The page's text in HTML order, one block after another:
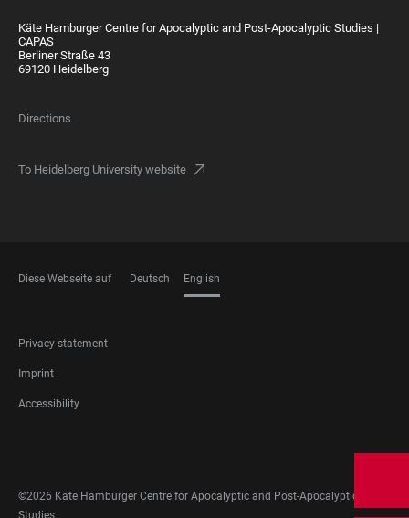
Käte Hamburger Centre for Apocalyptic and Post-Apocalyptic Studies |
CAPAS
Berliner Straße 43
69120 Heidelberg
Directions
To Heidelberg University website
Diese Webseite auf Deutsch English
FOOTER
LEGAL
Privacy statement
Imprint
Accessibility
MEDIA
©2026 Käte Hamburger Centre for Apocalyptic and Post-Apocalyptic
Studies